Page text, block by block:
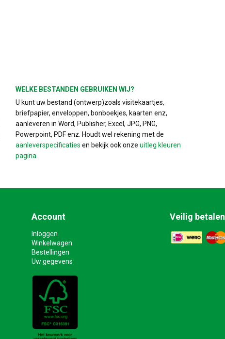
WELKE BESTANDEN GEBRUIKEN WIJ?
U kunt uw bestand (ontwerp)zoals visitekaartjes,
briefpapier, enveloppen, bonboekjes, kaarten enz,
aanleveren in Word, Publisher, Excel, JPG, PNG,
Powerpoint, PDF enz. Houdt wel rekening met de
aanleverspecificaties en bekijk ook onze uitleg kleuren
pagina
Account
Inloggen
Winkelwagen
Bestellingen
Uw gegevens
Veilig betalen